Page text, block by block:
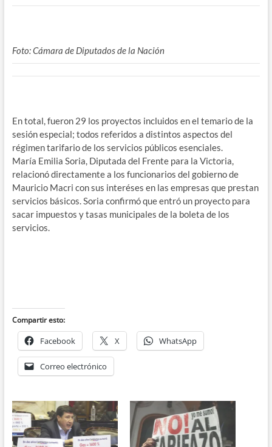
Foto: Cámara de Diputados de la Nación
En total, fueron 29 los proyectos incluidos en el temario de la
sesión especial; todos referidos a distintos aspectos del
régimen tarifario de los servicios públicos esenciales.
María Emilia Soria, Diputada del Frente para la Victoria,
relacionó directamente a los funcionarios del gobierno de
Mauricio Macri con sus interéses en las empresas que prestan
servicios básicos. Soria confirmó que entró un proyecto para
sacar impuestos y tasas municipales de la boleta de los
servicios.
Compartir esto:
Facebook X WhatsApp
Correo electrónico